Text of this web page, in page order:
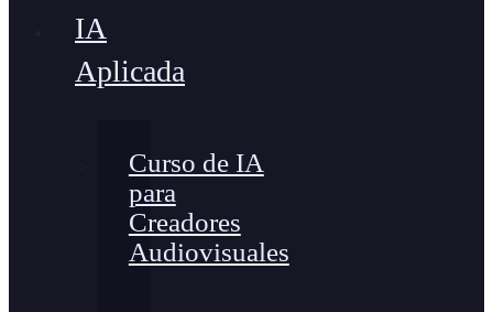
IA
Aplicada
Curso de IA
para
Creadores
Audiovisuales